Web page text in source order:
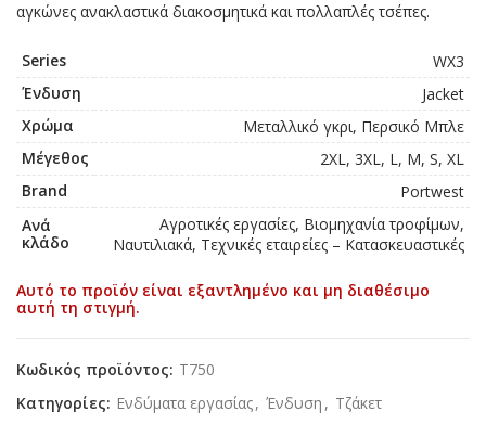
αγκώνες ανακλαστικά διακοσμητικά και πολλαπλές τσέπες.
Series
WX3
Ένδυση
Jacket
Χρώμα
Μεταλλικό γκρι, Περσικό Μπλε
Μέγεθος
2XL, 3XL, L, M, S, XL
Brand
Portwest
Ανά
κλάδο
Αγροτικές εργασίες, Βιομηχανία τροφίμων,
Ναυτιλιακά, Τεχνικές εταιρείες – Κατασκευαστικές
Αυτό το προϊόν είναι εξαντλημένο και μη διαθέσιμο
αυτή τη στιγμή.
Κωδικός προϊόντος: T750
Κατηγορίες: Ενδύματα εργασίας, Ένδυση , Τζάκετ